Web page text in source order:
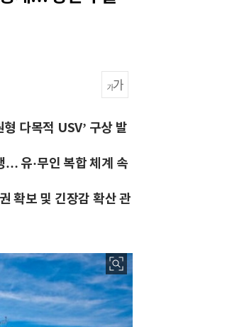
다목적 USV’ 구상 발
… 유·무인 복합 체계 속
확보 및 긴장감 확산 관